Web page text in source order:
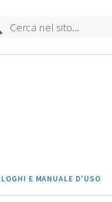
LOGHI E MANUALE D'USO